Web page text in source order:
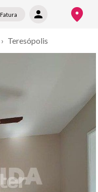
Fatura
› Teresópolis